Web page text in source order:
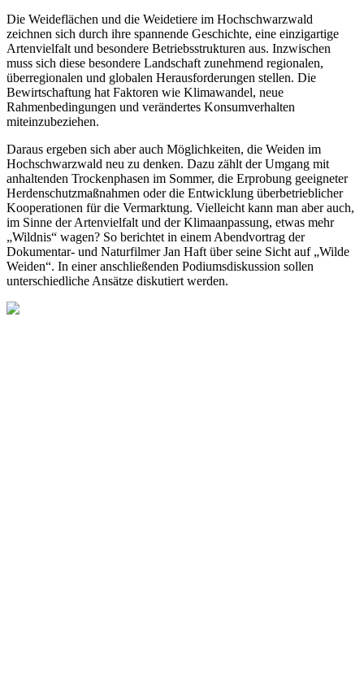
Die Weideflächen und die Weidetiere im Hochschwarzwald
zeichnen sich durch ihre spannende Geschichte, eine einzigartige
Artenvielfalt und besondere Betriebsstrukturen aus. Inzwischen
muss sich diese besondere Landschaft zunehmend regionalen,
überregionalen und globalen Herausforderungen stellen. Die
Bewirtschaftung hat Faktoren wie Klimawandel, neue
Rahmenbedingungen und verändertes Konsumverhalten
miteinzubeziehen.
Daraus ergeben sich aber auch Möglichkeiten, die Weiden im
Hochschwarzwald neu zu denken. Dazu zählt der Umgang mit
anhaltenden Trockenphasen im Sommer, die Erprobung geeigneter
Herdenschutzmaßnahmen oder die Entwicklung überbetrieblicher
Kooperationen für die Vermarktung. Vielleicht kann man aber auch,
im Sinne der Artenvielfalt und der Klimaanpassung, etwas mehr
„Wildnis“ wagen? So berichtet in einem Abendvortrag der
Dokumentar- und Naturfilmer Jan Haft über seine Sicht auf „Wilde
Weiden“. In einer anschließenden Podiumsdiskussion sollen
unterschiedliche Ansätze diskutiert werden.